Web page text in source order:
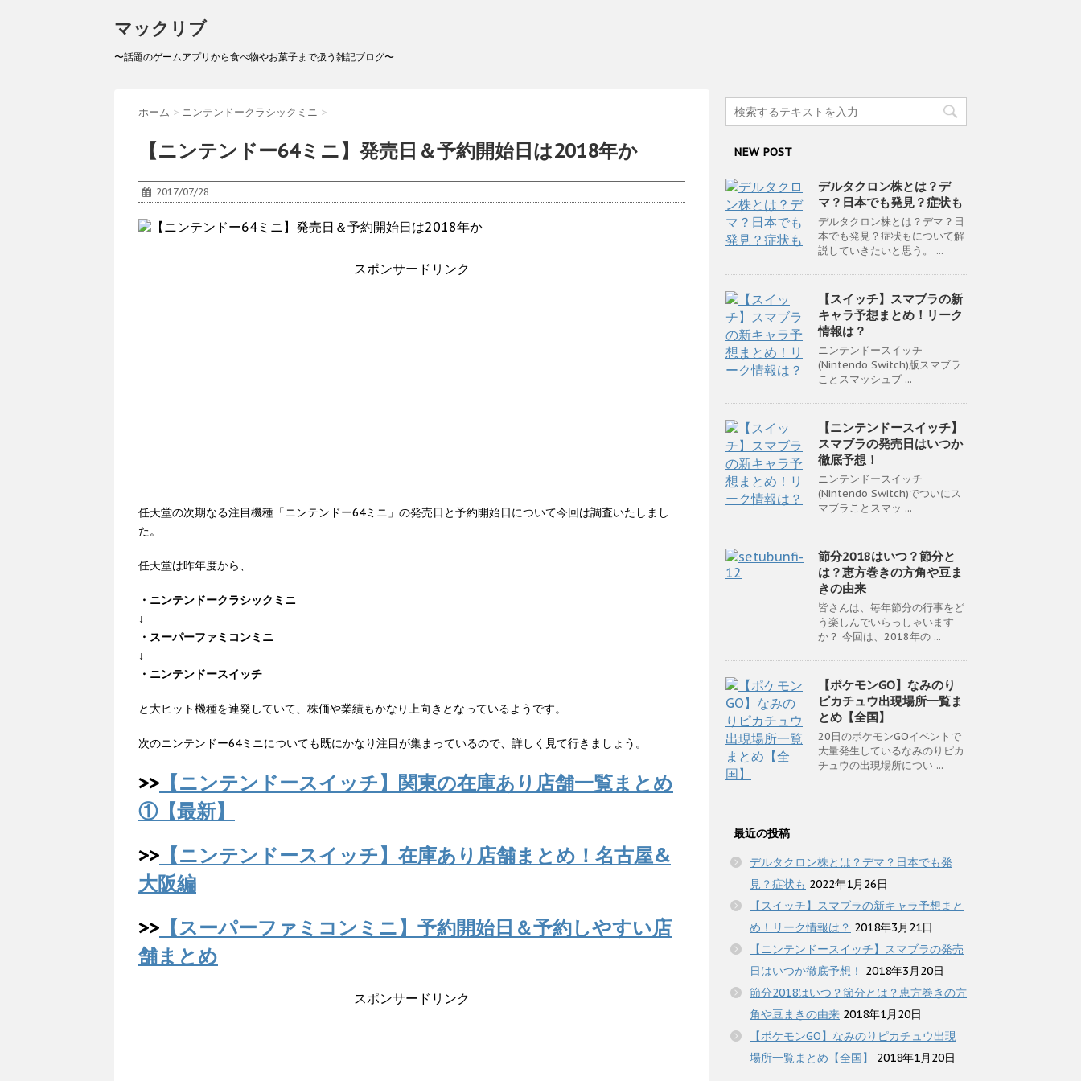
マックリブ
〜話題のゲームアプリから食べ物やお菓子まで扱う雑記ブログ〜
ホーム > ニンテンドークラシックミニ >
【ニンテンドー64ミニ】発売日＆予約開始日は2018年か
2017/07/28
スポンサードリンク
任天堂の次期なる注目機種「ニンテンドー64ミニ」の発売日と予約開始日について今回は調査いたしまし
た。
任天堂は昨年度から、
・ニンテンドークラシックミニ
↓
・スーパーファミコンミニ
↓
・ニンテンドースイッチ
と大ヒット機種を連発していて、株価や業績もかなり上向きとなっているようです。
次のニンテンドー64ミニについても既にかなり注目が集まっているので、詳しく見て行きましょう。
>> 【ニンテンドースイッチ】関東の在庫あり店舗一覧まとめ
①【最新】
>> 【ニンテンドースイッチ】在庫あり店舗まとめ！名古屋&
大阪編
>> 【スーパーファミコンミニ】予約開始日＆予約しやすい店
舗まとめ
スポンサードリンク
NEW POST
デルタクロン株とは？デ
マ？日本でも発見？症状も
デルタクロン株とは？デマ？日
本でも発見？症状もについて解
説していきたいと思う。 ...
【スイッチ】スマブラの新
キャラ予想まとめ！リーク
情報は？
ニンテンドースイッチ
(Nintendo Switch)版スマブラ
ことスマッシュブ ...
【ニンテンドースイッチ】
スマブラの発売日はいつか
徹底予想！
ニンテンドースイッチ
(Nintendo Switch)でついにス
マブラことスマッ ...
節分2018はいつ？節分と
は？恵方巻きの方角や豆ま
きの由来
皆さんは、毎年節分の行事をど
う楽しんでいらっしゃいます
か？ 今回は、2018年の ...
【ポケモンGO】なみのり
ピカチュウ出現場所一覧ま
とめ【全国】
20日のポケモンGOイベントで
大量発生しているなみのりピカ
チュウの出現場所につい ...
最近の投稿
デルタクロン株とは？デマ？日本でも発
見？症状も 2022年1月26日
【スイッチ】スマブラの新キャラ予想まと
め！リーク情報は？ 2018年3月21日
【ニンテンドースイッチ】スマブラの発売
日はいつか徹底予想！
2018年3月20日
節分2018はいつ？節分とは？恵方巻きの方
角や豆まきの由来 2018年1月20日
【ポケモンGO】なみのりピカチュウ出現
場所一覧まとめ【全国】
2018年1月20日